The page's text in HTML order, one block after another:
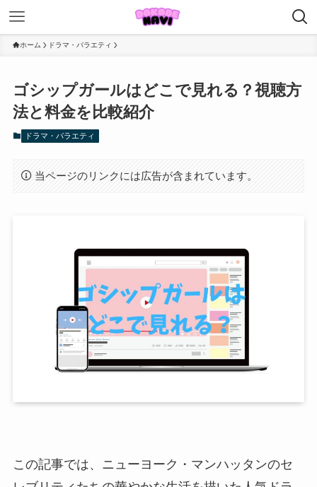
ホーム ドラマ・バラエティ
ゴシップガールはどこで見れる？視聴方
法と料金を比較紹介
ドラマ・バラエティ
当ページのリンクには広告が含まれています。
この記事では、ニューヨーク・マンハッタンのセ